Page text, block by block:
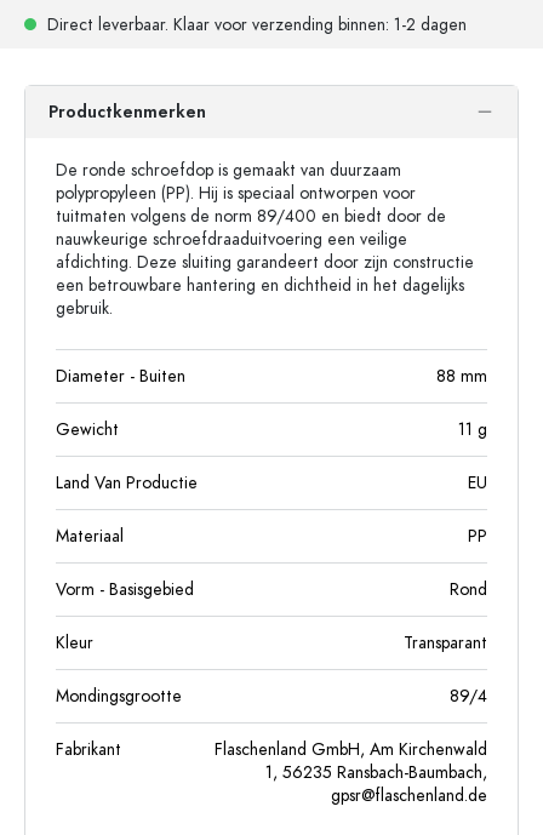
Direct leverbaar. Klaar voor verzending binnen: 1-2 dagen
Productkenmerken
De ronde schroefdop is gemaakt van duurzaam
polypropyleen (PP). Hij is speciaal ontworpen voor
tuitmaten volgens de norm 89/400 en biedt door de
nauwkeurige schroefdraaduitvoering een veilige
afdichting. Deze sluiting garandeert door zijn constructie
een betrouwbare hantering en dichtheid in het dagelijks
gebruik.
Diameter - Buiten 88 mm
Gewicht 11 g
Land Van Productie EU
Materiaal PP
Vorm - Basisgebied Rond
Kleur Transparant
Mondingsgrootte 89/4
Fabrikant
Flaschenland GmbH, Am Kirchenwald
1, 56235 Ransbach-Baumbach,
gpsr@flaschenland.de